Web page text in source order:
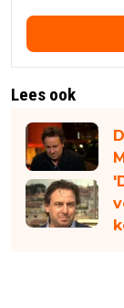
Lees ook